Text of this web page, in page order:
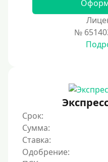
№
Срок:
Сумма:
Ставка:
Одобрение: